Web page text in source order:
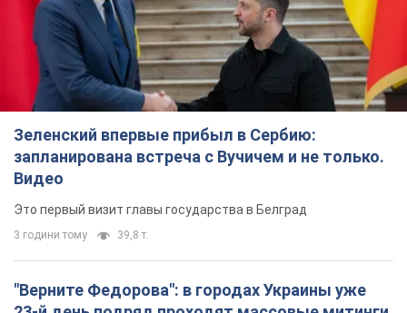
Зеленский впервые прибыл в Сербию:
запланирована встреча с Вучичем и не только.
Видео
Это первый визит главы государства в Белград
3 години тому 39,8 т.
"Верните Федорова": в городах Украины уже